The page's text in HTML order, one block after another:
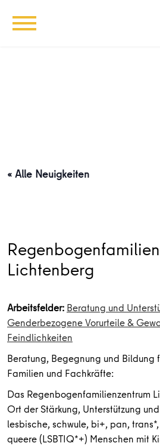
« Alle Neuigkeiten
Lichtenberg
Arbeitsfelder: Beratung und
Genderbezogene Vorurteile &
Feindlichkeiten
Beratung, Begegnung und Bildung
Familien und Fachkräfte:
Das Regenbogenfamilienzentrum
Ort der Stärkung, Unterstützung
lesbische, schwule, bi+, pan,
queere (LSBTIQ*+) Menschen mit